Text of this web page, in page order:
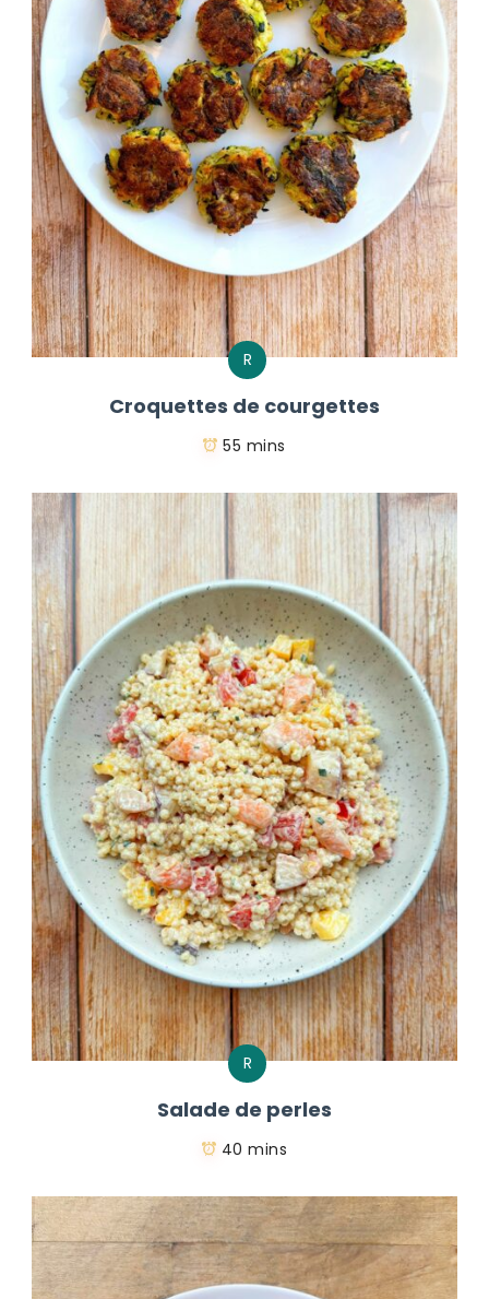
R
Croquettes de courgettes
55 mins
R
Salade de perles
40 mins